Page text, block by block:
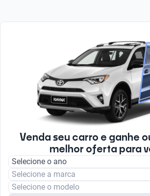
Venda seu carro e ganhe
melhor oferta para
Selecione o ano
Selecione a marca
Selecione o modelo